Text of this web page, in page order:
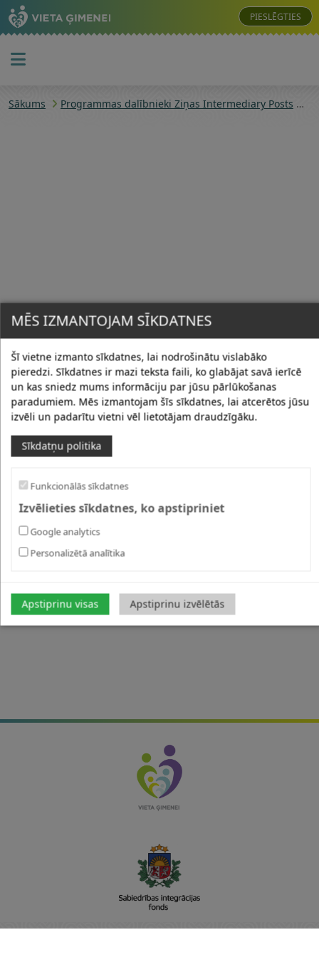
PIESLĒGTIES
Sākums Programmas dalībnieki Ziņas Intermediary Posts
MĒS IZMANTOJAM SĪKDATNES
Šī vietne izmanto sīkdatnes, lai nodrošinātu vislabāko
pieredzi. Sīkdatnes ir mazi teksta faili, ko glabājat savā ierīcē
un kas sniedz mums informāciju par jūsu pārlūkošanas
paradumiem. Mēs izmantojam šīs sīkdatnes, lai atcerētos jūsu
izvēli un padarītu vietni vēl lietotājam draudzīgāku.
Sīkdatņu politika
Funkcionālās sīkdatnes
Izvēlieties sīkdatnes, ko apstipriniet
Google analytics
Personalizētā analītika
Apstiprinu visas Apstiprinu izvēlētās